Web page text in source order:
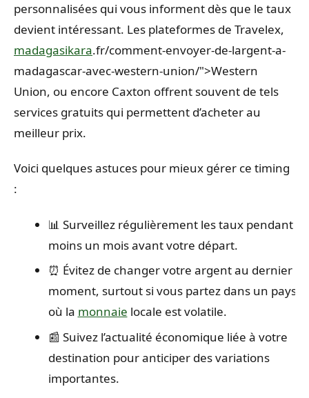
personnalisées qui vous informent dès que le taux
devient intéressant. Les plateformes de Travelex,
madagasikara.fr/comment-envoyer-de-largent-a-
madagascar-avec-western-union/">Western
Union, ou encore Caxton offrent souvent de tels
services gratuits qui permettent d’acheter au
meilleur prix.
Voici quelques astuces pour mieux gérer ce timing
:
📊 Surveillez régulièrement les taux pendant
moins un mois avant votre départ.
⏰ Évitez de changer votre argent au dernier
moment, surtout si vous partez dans un pays
où la monnaie locale est volatile.
📰 Suivez l’actualité économique liée à votre
destination pour anticiper des variations
importantes.